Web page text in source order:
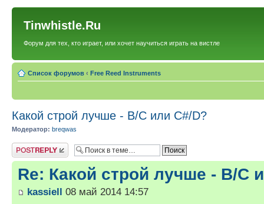
Tinwhistle.Ru
Форум для тех, кто играет, или хочет научиться играть на вистле
Список форумов ‹ Free Reed Instruments
Какой строй лучше - B/C или C#/D?
Модератор: breqwas
Ответить
Re: Какой строй лучше - B/C
kassiell 08 май 2014 14:57